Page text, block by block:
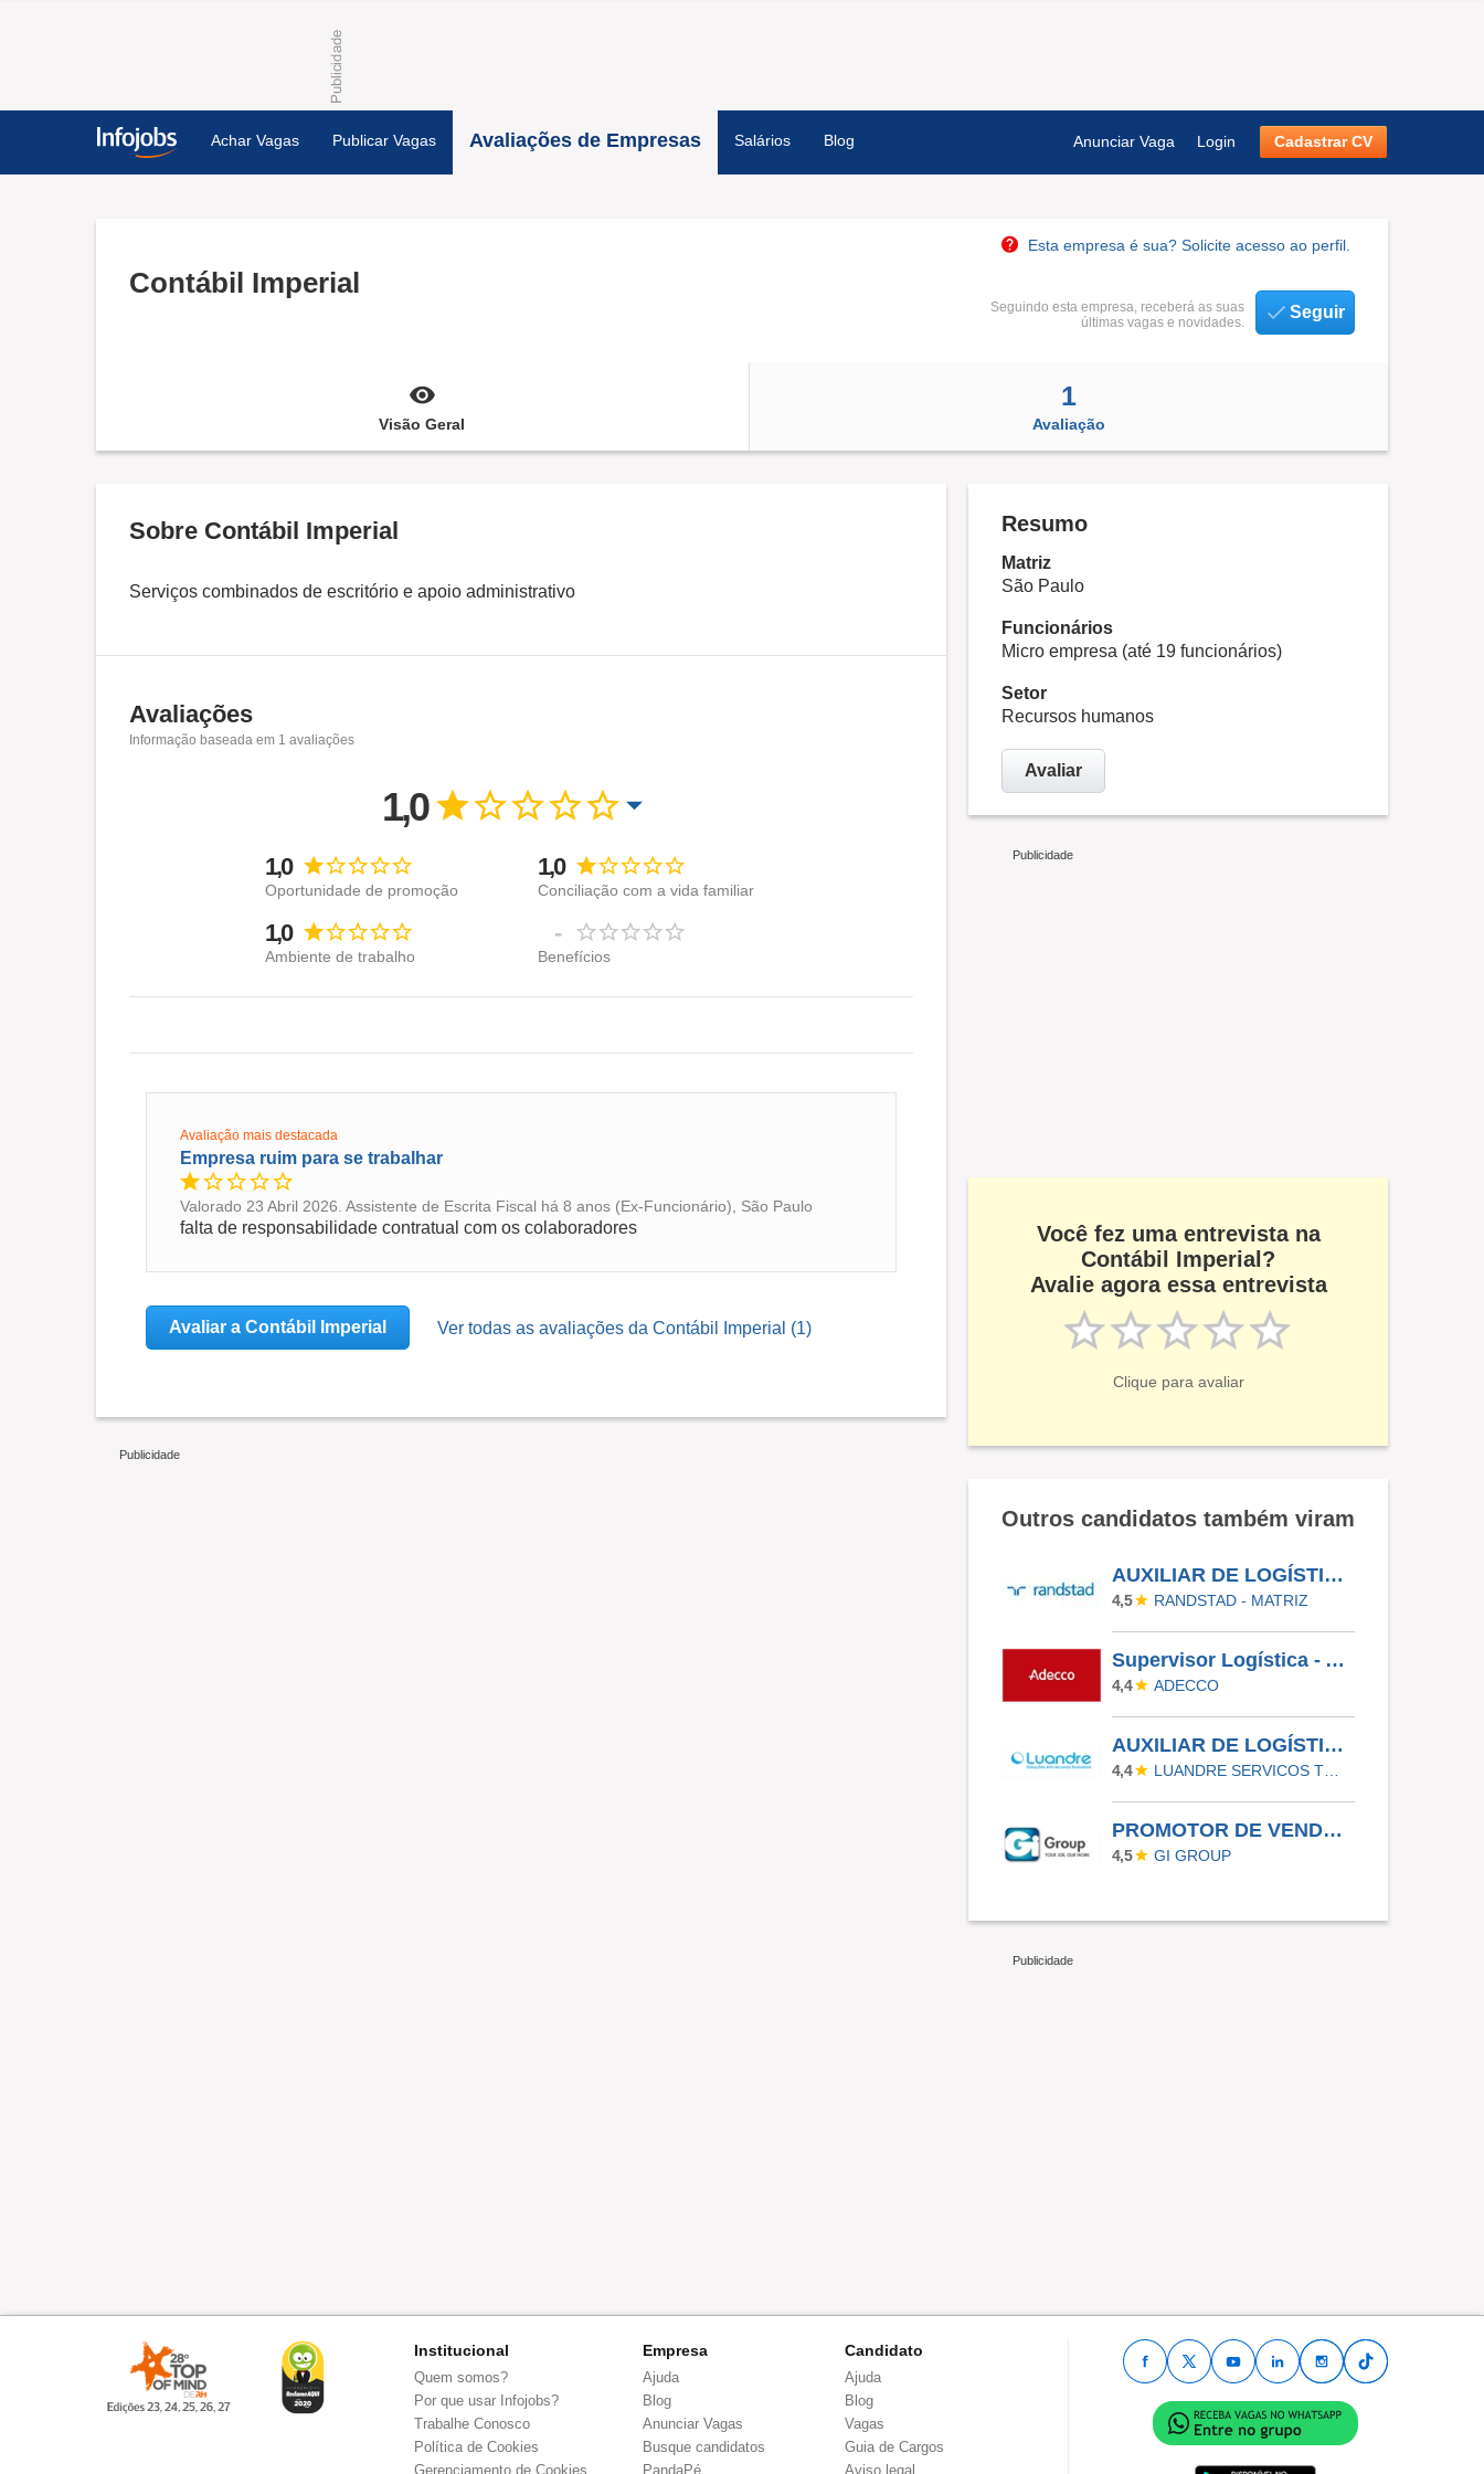
Achar Vagas Publicar Vagas Avaliações de Empresas Salários Blog Anunciar Vaga Login Cadastrar CV
Esta empresa é sua? Solicite acesso ao perfil.
Contábil Imperial
Seguindo esta empresa, receberá as suas
últimas vagas e novidades.
Seguir
Visão Geral
1
Avaliação
Sobre Contábil Imperial
Serviços combinados de escritório e apoio administrativo
Avaliações
Informação baseada em 1 avaliações
1,0
1,0
Oportunidade de promoção
1,0
Conciliação com a vida familiar
1,0
Ambiente de trabalho
-
Benefícios
Avaliação mais destacada
Empresa ruim para se trabalhar
Valorado 23 Abril 2026. Assistente de Escrita Fiscal há 8 anos (Ex-Funcionário), São Paulo
falta de responsabilidade contratual com os colaboradores
Avaliar a Contábil Imperial Ver todas as avaliações da Contábil Imperial (1)
Resumo
Matriz
São Paulo
Funcionários
Micro empresa (até 19 funcionários)
Setor
Recursos humanos
Avaliar
Você fez uma entrevista na
Contábil Imperial?
Avalie agora essa entrevista
Clique para avaliar
Outros candidatos também viram
AUXILIAR DE LOGÍSTICA - COLOMBO - PR
4,5 RANDSTAD - MATRIZ
Supervisor Logística - Almirante Tamandaré
4,4 ADECCO
AUXILIAR DE LOGÍSTICA - GUARULHOS
4,4
PROMOTOR DE VENDAS - PLANO VERÃO 2026
4,5 GI GROUP
Institucional
Quem somos?
Por que usar Infojobs?
Trabalhe Conosco
Política de Cookies
Gerenciamento de Cookies
Empresa
Ajuda
Blog
Anunciar Vagas
Busque candidatos
PandaPé
Candidato
Ajuda
Blog
Vagas
Guia de Cargos
Aviso legal